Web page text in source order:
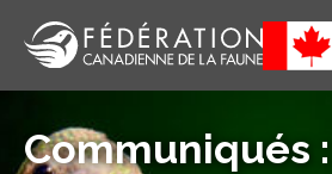
Communiqués :